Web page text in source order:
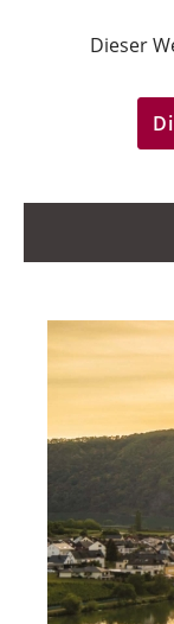
Dieser